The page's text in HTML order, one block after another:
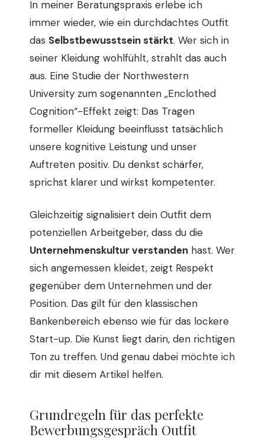
In meiner Beratungspraxis erlebe ich
immer wieder, wie ein durchdachtes Outfit
das Selbstbewusstsein stärkt. Wer sich in
seiner Kleidung wohlfühlt, strahlt das auch
aus. Eine Studie der Northwestern
University zum sogenannten „Enclothed
Cognition“-Effekt zeigt: Das Tragen
formeller Kleidung beeinflusst tatsächlich
unsere kognitive Leistung und unser
Auftreten positiv. Du denkst schärfer,
sprichst klarer und wirkst kompetenter.
Gleichzeitig signalisiert dein Outfit dem
potenziellen Arbeitgeber, dass du die
Unternehmenskultur verstanden hast. Wer
sich angemessen kleidet, zeigt Respekt
gegenüber dem Unternehmen und der
Position. Das gilt für den klassischen
Bankenbereich ebenso wie für das lockere
Start-up. Die Kunst liegt darin, den richtigen
Ton zu treffen. Und genau dabei möchte ich
dir mit diesem Artikel helfen.
Grundregeln für das perfekte
Bewerbungsgespräch Outfit